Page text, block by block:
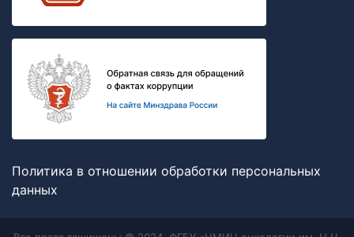
Политика в отношении обработки персональных
данных